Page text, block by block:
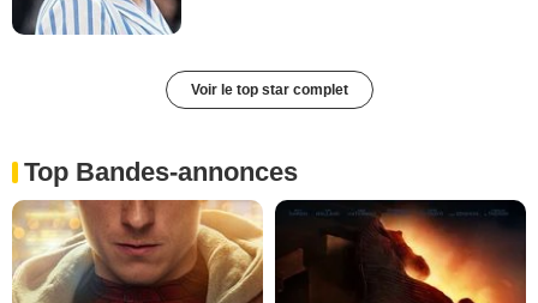
Voir le top star complet
Top Bandes-annonces